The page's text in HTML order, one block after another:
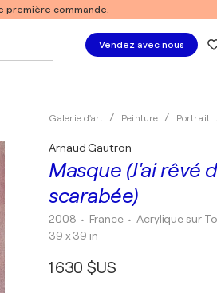
première commande.
Vendez avec nous
Galerie d'art Peinture Portrait
Masque (J'ai rêvé
scarabée)
Arnaud Gautron
2008 • France •Acrylique sur
39 x 39 in
1 630 $US